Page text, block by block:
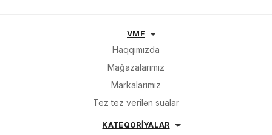
VMF
Haqqımızda
Mağazalarımız
Markalarımız
Tez tez verilən sualar
KATEQORİYALAR